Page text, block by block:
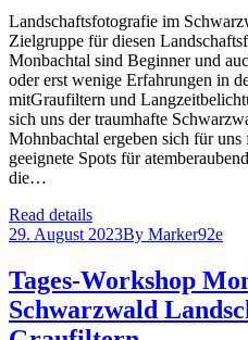
Landschaftsfotografie im
Zielgruppe für diesen
Monbachtal sind Beginner und
oder erst wenige Erfahrungen in
mitGraufiltern und
sich uns der traumhafte
Mohnbachtal ergeben sich für
geeignete Spots für
die…
Read details
29. August 2023By Marker92e
Tages-Workshop
Schwarzwald